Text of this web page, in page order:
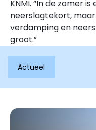
KNMI. “In de zomer
neerslagtekort,
verdamping en
groot.”
Actueel